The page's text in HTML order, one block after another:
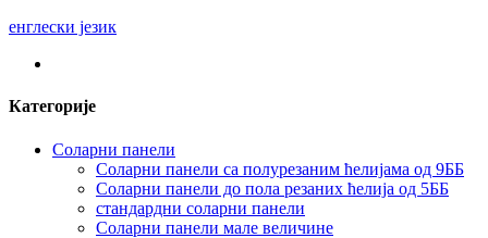
енглески језик
Категорије
Соларни панели
Соларни панели са полурезаним ћелијама од 9ББ
Соларни панели до пола резаних ћелија од 5ББ
стандардни соларни панели
Соларни панели мале величине